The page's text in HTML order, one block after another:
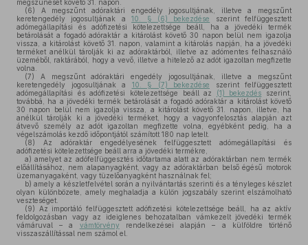
megszűnését követő 31. napon.
(6) A megszűnt adóraktári engedély jogosultjának, illetve a megszűnt
keretengedély jogosultjának a10. § (6) bekezdése
szerint felfüggesztett
adómegállapítási és adófizetési kötelezettsége beáll, ha a jövedéki termék
betárolását a fogadó adóraktár a kitárolást követő 30 napon belül nem igazolja
vissza, a kitárolást követő 31. napon, valamint a kitárolás napján, ha a jövedéki
terméket anélkül tárolják ki az adóraktárból, illetve az adómentes felhasználó
üzeméből, raktárából, hogy a vevő, illetve a hitelező az adót igazoltan megfizette
volna.
(7) A megszűnt adóraktári engedély jogosultjának, illetve a megszűnt
keretengedély jogosultjának a 10. § (7) bekezdése szerint felfüggesztett
adómegállapítási és adófizetési kötelezettsége beáll az
(1) bekezdés szerint,
továbbá, ha a jövedéki termék betárolását a fogadó adóraktár a kitárolást követő
30 napon belül nem igazolja vissza, a kitárolást követő 31. napon, illetve, ha
anélkül tárolják ki a jövedéki terméket, hogy a vagyonfelosztás alapján azt
átvevő személy az adót igazoltan megfizette volna, egyébként pedig, ha a
végelszámolás kezdő időpontjától számított 180 nap letelt.
(8) Az adóraktár engedélyesének felfüggesztett adómegállapítási és
adófizetési kötelezettsége beáll arra a jövedéki termékre,
a) amelyet az adófelfüggesztés időtartama alatt az adóraktárban nem termék
előállításához, nem alapanyagként, vagy az adóraktárban belső égésű motorok
üzemanyagaként, vagy tüzelőanyagként használnak fel;
b) amely a készletfelvétel során a nyilvántartás szerinti és a tényleges készlet
olyan különbözete, amely meghaladja a külön jogszabály szerint elszámolható
veszteséget.
(9) Az importáló felfüggesztett adófizetési kötelezettsége beáll, ha az aktív
feldolgozásban vagy az ideiglenes behozatalban vámkezelt jövedéki termék
vámáruval – a vámtörvény rendelkezései alapján – a külföldre történő
visszaszállítással nem számol el.